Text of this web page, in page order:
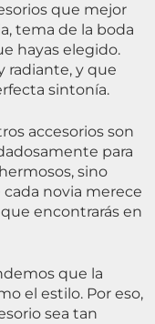
que mejor
tema de la boda
hayas elegido.
radiante, y que
sintonía.
accesorios son
para
sino
novia merece
encontrarás en
que la
el estilo. Por eso,
sea tan